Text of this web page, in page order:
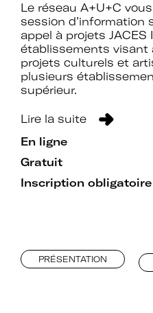
Le réseau A+U+C
session d’information
appel à projets JACES
établissements visant
projets culturels et
plusieurs
supérieur.
Lire la suite
En ligne
Gratuit
Inscription obligatoire
PRÉSENTATION